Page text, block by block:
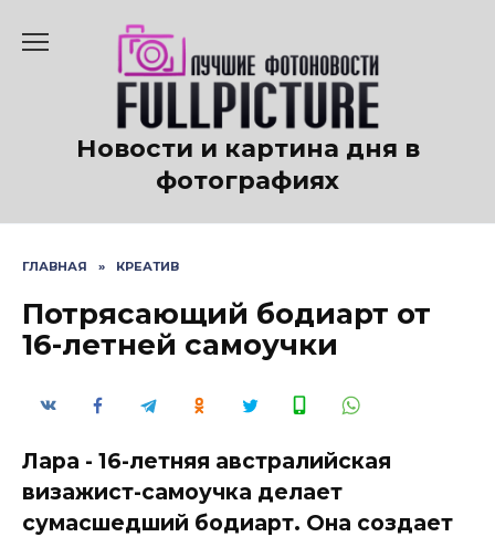
содержанию
Новости и картина дня в
фотографиях
ГЛАВНАЯ » КРЕАТИВ
Потрясающий бодиарт от
16-летней самоучки
Лара - 16-летняя австралийская
визажист-самоучка делает
сумасшедший бодиарт. Она создает